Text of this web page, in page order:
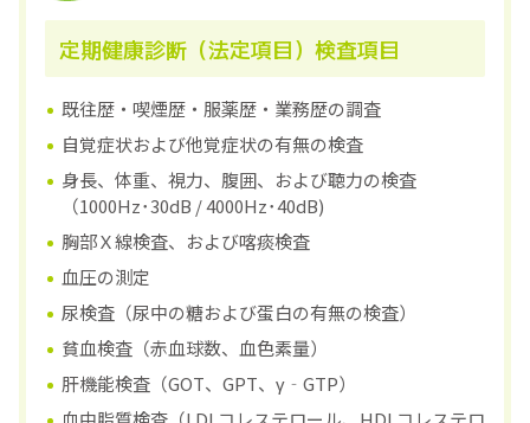
定期健康診断（法定項目）検査項目
既往歴・喫煙歴・服薬歴・業務歴の調査
自覚症状および他覚症状の有無の検査
身長、体重、視力、腹囲、および聴力の検査
（1000Hz･30dB / 4000Hz･40dB)
胸部Ｘ線検査、および喀痰検査
血圧の測定
尿検査（尿中の糖および蛋白の有無の検査）
貧血検査（赤血球数、血色素量）
肝機能検査（GOT、GPT、γ‐GTP）